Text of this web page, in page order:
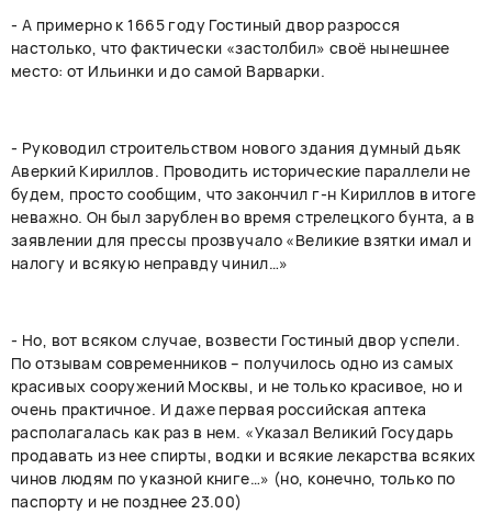
- А примерно к 1665 году Гостиный двор разросся
настолько, что фактически «застолбил» своё нынешнее
место: от Ильинки и до самой Варварки.
- Руководил строительством нового здания думный дьяк
Аверкий Кириллов. Проводить исторические параллели не
будем, просто сообщим, что закончил г-н Кириллов в итоге
неважно. Он был зарублен во время стрелецкого бунта, а в
заявлении для прессы прозвучало «Великие взятки имал и
налогу и всякую неправду чинил…»
- Но, вот всяком случае, возвести Гостиный двор успели.
По отзывам современников – получилось одно из самых
красивых сооружений Москвы, и не только красивое, но и
очень практичное. И даже первая российская аптека
располагалась как раз в нем. «Указал Великий Государь
продавать из нее спирты, водки и всякие лекарства всяких
чинов людям по указной книге…» (но, конечно, только по
паспорту и не позднее 23.00)